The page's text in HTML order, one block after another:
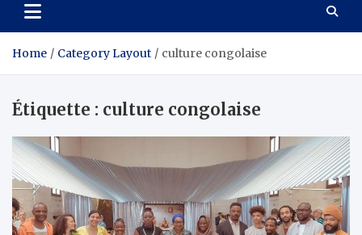
Home Category Layout culture congolaise
Étiquette : culture congolaise